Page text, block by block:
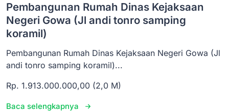
Pembangunan Rumah Dinas Kejaksaan
Negeri Gowa (Jl andi tonro samping
koramil)
Pembangunan Rumah Dinas Kejaksaan Negeri Gowa (Jl
andi tonro samping koramil)...
Rp. 1.913.000.000,00 (2,0 M)
Baca selengkapnya